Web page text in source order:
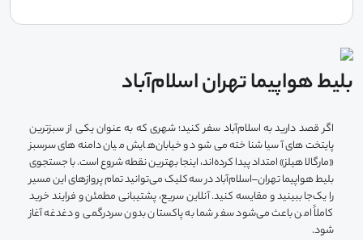
بلیط هواپیما تهران اسلام‌آباد
اگر قصد دارید به اسلام‌آباد سفر کنید؛ شهری که به ‌عنوان یکی از سبزترین
پایتخت‌های آسیا شناخته می‌شود و خیابان‌هایش میان دامنه‌های سرسبز
«مارگالا هیلز» امتداد پیدا کرده‌اند، اینجا بهترین نقطه شروع است. با جستجوی
بلیط هواپیما تهران–اسلام‌آباد در سه‌کلیک می‌توانید تمام پروازهای این مسیر
را یک‌جا ببینید و مقایسه کنید. آنلاین سریع، پشتیبانی مطمئن و فرایند خرید
کاملاً امن باعث می‌شود سفر شما به پاکستان بدون سردرگمی و دغدغه آغاز
شود.